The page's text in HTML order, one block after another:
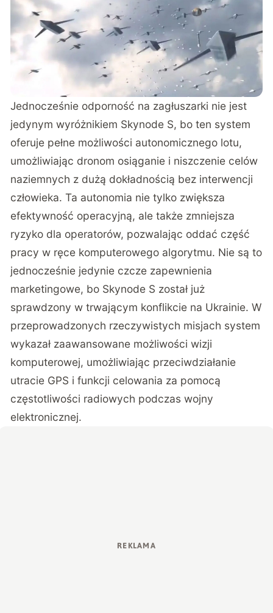
Jednocześnie odporność na zagłuszarki nie jest
jedynym wyróżnikiem Skynode S, bo ten system
oferuje pełne możliwości autonomicznego lotu,
umożliwiając dronom osiąganie i niszczenie celów
naziemnych z dużą dokładnością bez interwencji
człowieka. Ta autonomia nie tylko zwiększa
efektywność operacyjną, ale także zmniejsza
ryzyko dla operatorów, pozwalając oddać część
pracy w ręce komputerowego algorytmu. Nie są to
jednocześnie jedynie czcze zapewnienia
marketingowe, bo Skynode S został już
sprawdzony w trwającym konflikcie na Ukrainie. W
przeprowadzonych rzeczywistych misjach system
wykazał zaawansowane możliwości wizji
komputerowej, umożliwiając przeciwdziałanie
utracie GPS i funkcji celowania za pomocą
częstotliwości radiowych podczas wojny
elektronicznej.